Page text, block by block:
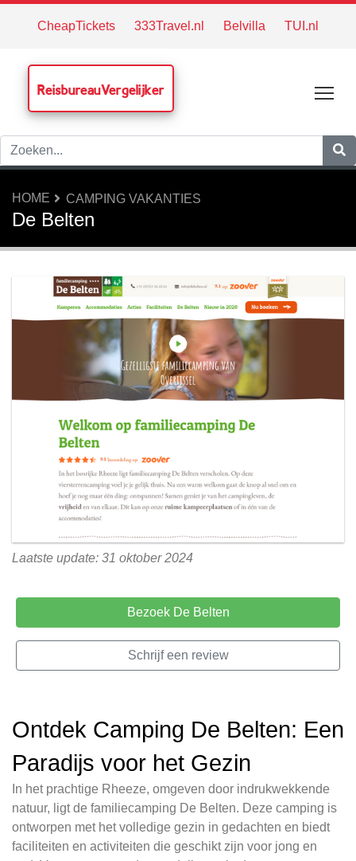
CheapTickets 333Travel.nl Belvilla TUI.nl
ReisbureauVergelijker
HOME CAMPING VAKANTIES
De Belten
Laatste update: 31 oktober 2024
Bezoek De Belten
Schrijf een review
Ontdek Camping De Belten: Een
Paradijs voor het Gezin
In het prachtige Rheeze, omgeven door indrukwekkende
natuur, ligt de familiecamping De Belten. Deze camping is
ontworpen met het volledige gezin in gedachten en biedt
faciliteiten en activiteiten die geschikt zijn voor jong en